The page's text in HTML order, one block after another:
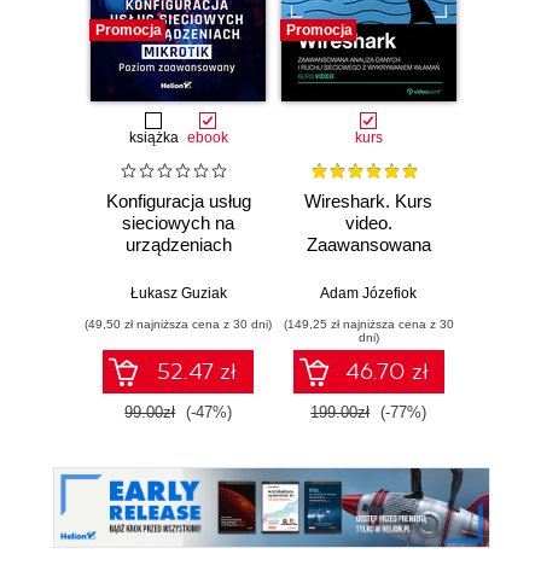
Promocja
książka ebook
Konfiguracja usług
sieciowych na
urządzeniach
zaawansowany
Łukasz Guziak
(49,50 zł najniższa cena z 30 dni)
52.47 zł
99.00zł (-47%)
Promocja
kurs
Wireshark. Kurs
video.
Zaawansowana
ruchu sieciowego z
włamań
Adam Józefiok
(149,25 zł najniższa cena z 30
dni)
46.70 zł
199.00zł (-77%)